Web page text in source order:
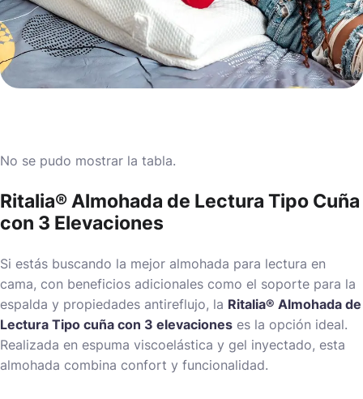
No se pudo mostrar la tabla.
Ritalia® Almohada de Lectura Tipo Cuña
con 3 Elevaciones
Si estás buscando la mejor almohada para lectura en
cama, con beneficios adicionales como el soporte para la
espalda y propiedades antireflujo, la Ritalia® Almohada de
Lectura Tipo cuña con 3 elevaciones es la opción ideal.
Realizada en espuma viscoelástica y gel inyectado, esta
almohada combina confort y funcionalidad.